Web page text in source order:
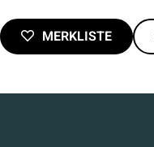
entspricht.MERKLISTE